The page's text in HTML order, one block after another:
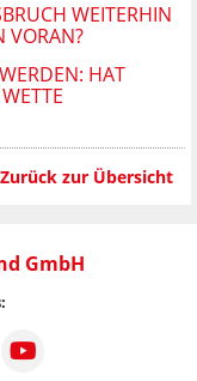
WEITERHIN G
HAT
Zurück zur Übersicht
GmbH